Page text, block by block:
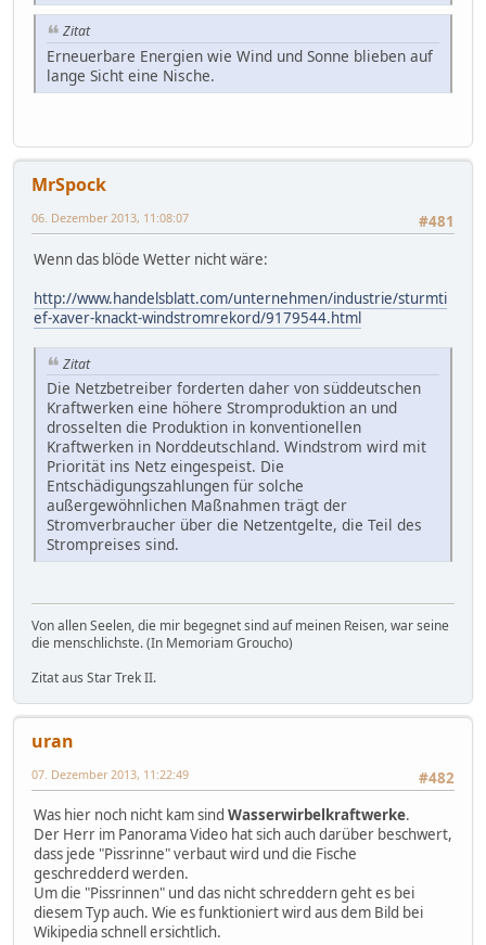
Zitat
Erneuerbare Energien wie Wind und Sonne blieben auf
lange Sicht eine Nische.
MrSpock
#481
06. Dezember 2013, 11:08:07
Wenn das blöde Wetter nicht wäre:
http://www.handelsblatt.com/unternehmen/industrie/sturmti
ef-xaver-knackt-windstromrekord/9179544.html
Zitat
Die Netzbetreiber forderten daher von süddeutschen
Kraftwerken eine höhere Stromproduktion an und
drosselten die Produktion in konventionellen
Kraftwerken in Norddeutschland. Windstrom wird mit
Priorität ins Netz eingespeist. Die
Entschädigungszahlungen für solche
außergewöhnlichen Maßnahmen trägt der
Stromverbraucher über die Netzentgelte, die Teil des
Strompreises sind.
Von allen Seelen, die mir begegnet sind auf meinen Reisen, war seine
die menschlichste. (In Memoriam Groucho)
Zitat aus Star Trek II.
uran
#482
07. Dezember 2013, 11:22:49
Was hier noch nicht kam sind Wasserwirbelkraftwerke.
Der Herr im Panorama Video hat sich auch darüber beschwert,
dass jede "Pissrinne" verbaut wird und die Fische
geschredderd werden.
Um die "Pissrinnen" und das nicht schreddern geht es bei
diesem Typ auch. Wie es funktioniert wird aus dem Bild bei
Wikipedia schnell ersichtlich.